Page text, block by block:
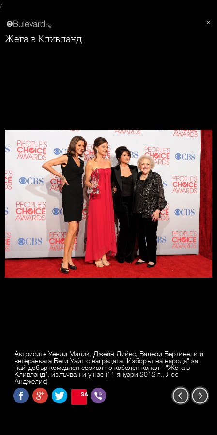
/
Жега в Кливланд
Актрисите Уенди Малик, Джейн Лийвс, Валери Бертинели и
ветеранката Бети Уайт с наградата "Изборът на народа" за
най-добър комедиен сериал по кабелен канал - "Жега в
Кливланд", излъчван и у нас (11 януари 2012 г., Лос
Анджелис)
SAVE